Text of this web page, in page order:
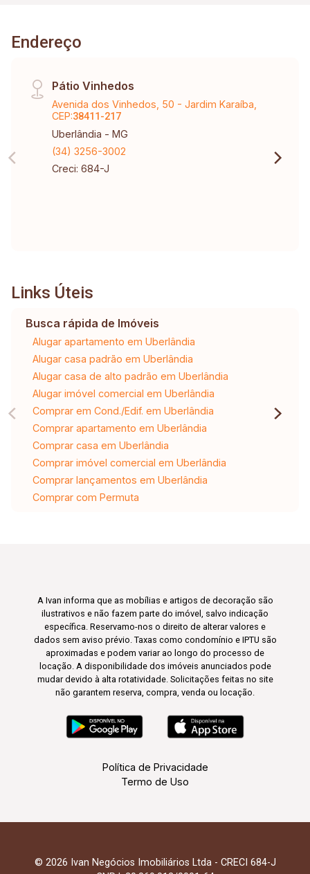
Endereço
Pátio Vinhedos
Avenida dos Vinhedos, 50 - Jardim Karaíba,
CEP:38411-217
Uberlândia - MG
(34) 3256-3002
Creci: 684-J
Links Úteis
Busca rápida de Imóveis
Alugar apartamento em Uberlândia
Alugar casa padrão em Uberlândia
Alugar casa de alto padrão em Uberlândia
Alugar imóvel comercial em Uberlândia
Comprar em Cond./Edif. em Uberlândia
Comprar apartamento em Uberlândia
Comprar casa em Uberlândia
Comprar imóvel comercial em Uberlândia
Comprar lançamentos em Uberlândia
Comprar com Permuta
A Ivan informa que as mobílias e artigos de decoração são
ilustrativos e não fazem parte do imóvel, salvo indicação
específica. Reservamo-nos o direito de alterar valores e
dados sem aviso prévio. Taxas como condomínio e IPTU são
aproximadas e podem variar ao longo do processo de
locação. A disponibilidade dos imóveis anunciados pode
mudar devido à alta rotatividade. Solicitações feitas no site
não garantem reserva, compra, venda ou locação.
Política de Privacidade
Termo de Uso
© 2026 Ivan Negócios Imobiliários Ltda - CRECI 684-J